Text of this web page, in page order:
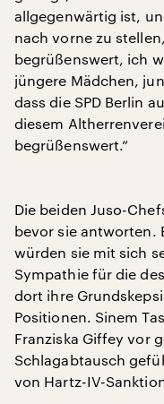
allgegenwärtig ist,
nach vorne zu
begrüßenswert, ich
jüngere Mädchen,
dass die SPD Berlin
diesem
begrüßenswert.“
Die beiden Juso-
bevor sie antworten.
würden sie mit sich
Sympathie für die
dort ihre
Positionen. Sinem
Franziska Giffey vor
Schlagabtausch
von Hartz-IV-